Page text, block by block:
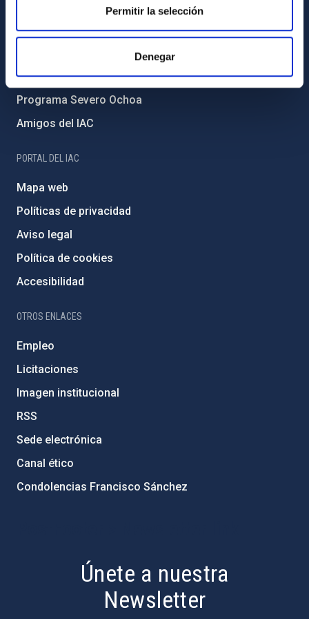
Permitir la selección
Denegar
Medio Ambiente y Sostenibilidad
Proyectos institucionales
Financiación externa
Programa Severo Ochoa
Amigos del IAC
PORTAL DEL IAC
Mapa web
Políticas de privacidad
Aviso legal
Política de cookies
Accesibilidad
OTROS ENLACES
Empleo
Licitaciones
Imagen institucional
RSS
Sede electrónica
Canal ético
Condolencias Francisco Sánchez
Únete a nuestra
Newsletter